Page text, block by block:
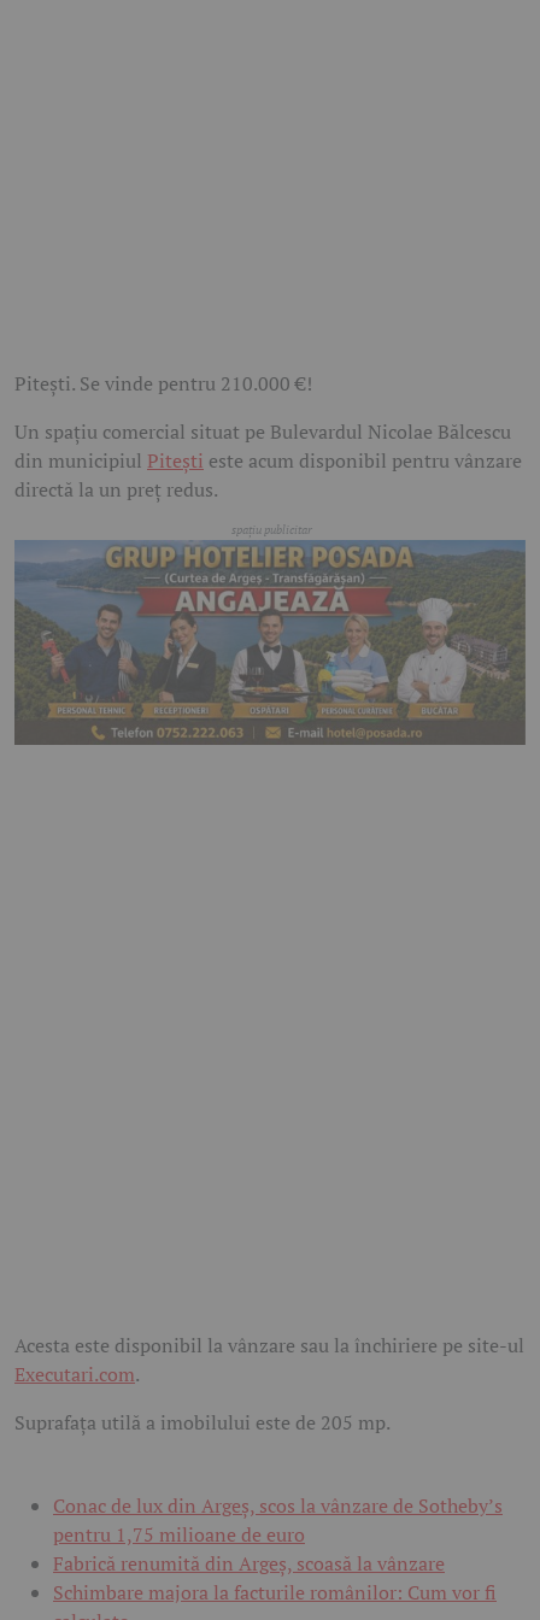
Pitești. Se vinde pentru 210.000 €!
Un spațiu comercial situat pe Bulevardul Nicolae Bălcescu
din municipiul Pitești este acum disponibil pentru vânzare
directă la un preț redus.
Acesta este disponibil la vânzare sau la închiriere pe site-ul
Executari.com.
Suprafața utilă a imobilului este de 205 mp.
Conac de lux din Argeș, scos la vânzare de Sotheby’s
pentru 1,75 milioane de euro
Fabrică renumită din Argeș, scoasă la vânzare
Schimbare majora la facturile românilor: Cum vor fi